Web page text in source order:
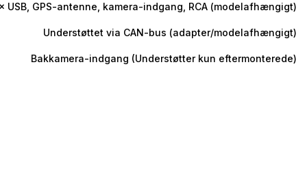
USB, GPS-antenne, kamera-indgang, RCA (modelafhængigt)
Understøttet via CAN-bus (adapter/modelafhængigt)
Bakkamera-indgang (Understøtter kun eftermonterede)